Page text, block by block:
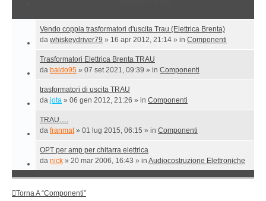
Vendo coppia trasformatori d'uscita Trau (Elettrica Brenta)
da whiskeydriver79 » 16 apr 2012, 21:14 » in Componenti
Trasformatori Elettrica Brenta TRAU
da baldo95 » 07 set 2021, 09:39 » in Componenti
trasformatori di uscita TRAU
da jota » 06 gen 2012, 21:26 » in Componenti
TRAU….
da franmat» 01 lug 2015, 06:15 » in Componenti
OPT per amp per chitarra elettrica
da nick » 20 mar 2006, 16:43 » in Audiocostruzione Elettroniche
Torna A “Componenti”